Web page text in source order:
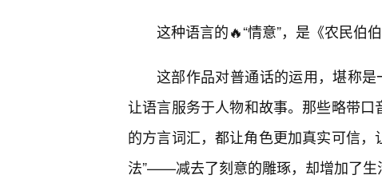
这种语言的🔥“情意”，是《农民伯
这部作品对普通话的运用，堪称
让语言服务于人物和故事。那些略带
的方言词汇，都让角色更加真实可信，
法”——减去了刻意的雕琢，却增加了生